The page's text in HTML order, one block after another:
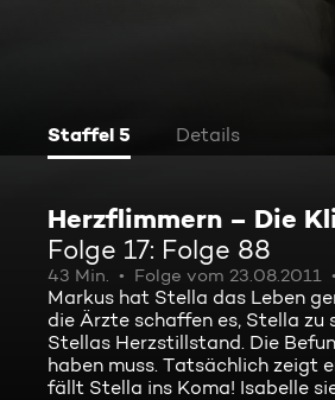
Staffel 5 Details
Herzflimmern – Die
Folge 17: Folge 88
43 Min. Folge vom 23.08.2011
Markus hat Stella das Leben
die Ärzte schaffen es, Stella
Stellas Herzstillstand. Die
haben muss. Tatsächlich zeigt
fällt Stella ins Koma! Isabelle